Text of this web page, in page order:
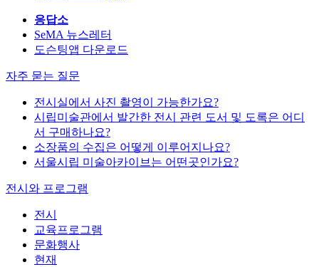
응답소
SeMA 뉴스레터
도슨팅앱 다운로드
자주 묻는 질문
전시실에서 사진 촬영이 가능한가요?
시립미술관에서 발간한 전시 관련 도서 및 도록은 어디
서 구매하나요?
소장품의 수집은 어떻게 이루어지나요?
서울시립 미술아카이브는 어떤곳인가요?
전시와 프로그램
전시
교육프로그램
문화행사
현재